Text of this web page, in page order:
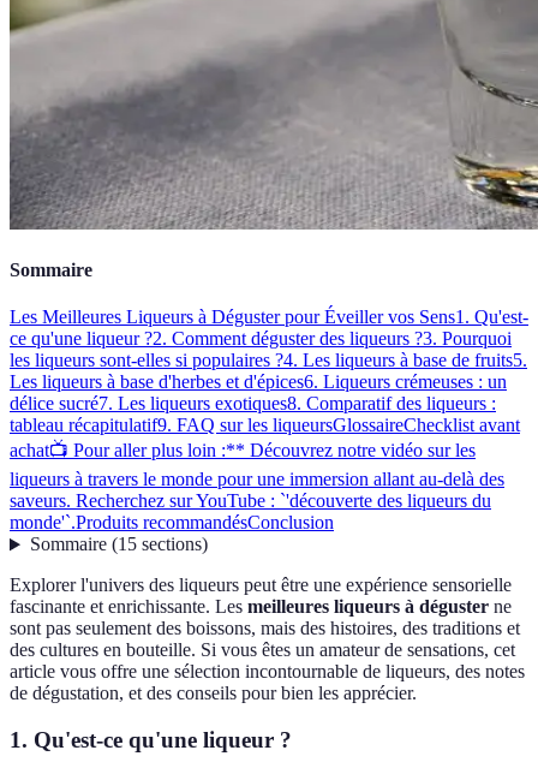
Sommaire
Les Meilleures Liqueurs à Déguster pour Éveiller vos Sens1. Qu'est-
ce qu'une liqueur ?2. Comment déguster des liqueurs ?3. Pourquoi
les liqueurs sont-elles si populaires ?4. Les liqueurs à base de fruits5.
Les liqueurs à base d'herbes et d'épices6. Liqueurs crémeuses : un
délice sucré7. Les liqueurs exotiques8. Comparatif des liqueurs :
tableau récapitulatif9. FAQ sur les liqueursGlossaireChecklist avant
achat📺 Pour aller plus loin :** Découvrez notre vidéo sur les
liqueurs à travers le monde pour une immersion allant au-delà des
saveurs. Recherchez sur YouTube : `'découverte des liqueurs du
monde'`.Produits recommandésConclusion
Sommaire(15 sections)
Explorer l'univers des liqueurs peut être une expérience sensorielle
fascinante et enrichissante. Les meilleures liqueurs à déguster ne
sont pas seulement des boissons, mais des histoires, des traditions et
des cultures en bouteille. Si vous êtes un amateur de sensations, cet
article vous offre une sélection incontournable de liqueurs, des notes
de dégustation, et des conseils pour bien les apprécier.
1. Qu'est-ce qu'une liqueur ?